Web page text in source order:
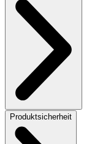
Produktsicherheit